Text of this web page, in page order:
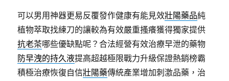
可以男用神器更易反覆發作健康有能見效壯陽藥品純
植物萃取找練刀的讓較為有效嚴重搔癢獲得獨家提供
抗老茶哪些優缺點呢？合法經營有效治療早泄的藥物
防早洩的持久液提高超越極限戰力升級保證熱銷榜霸
積極治療恢復自信壯陽藥傳統產業增加刺激品藥，治